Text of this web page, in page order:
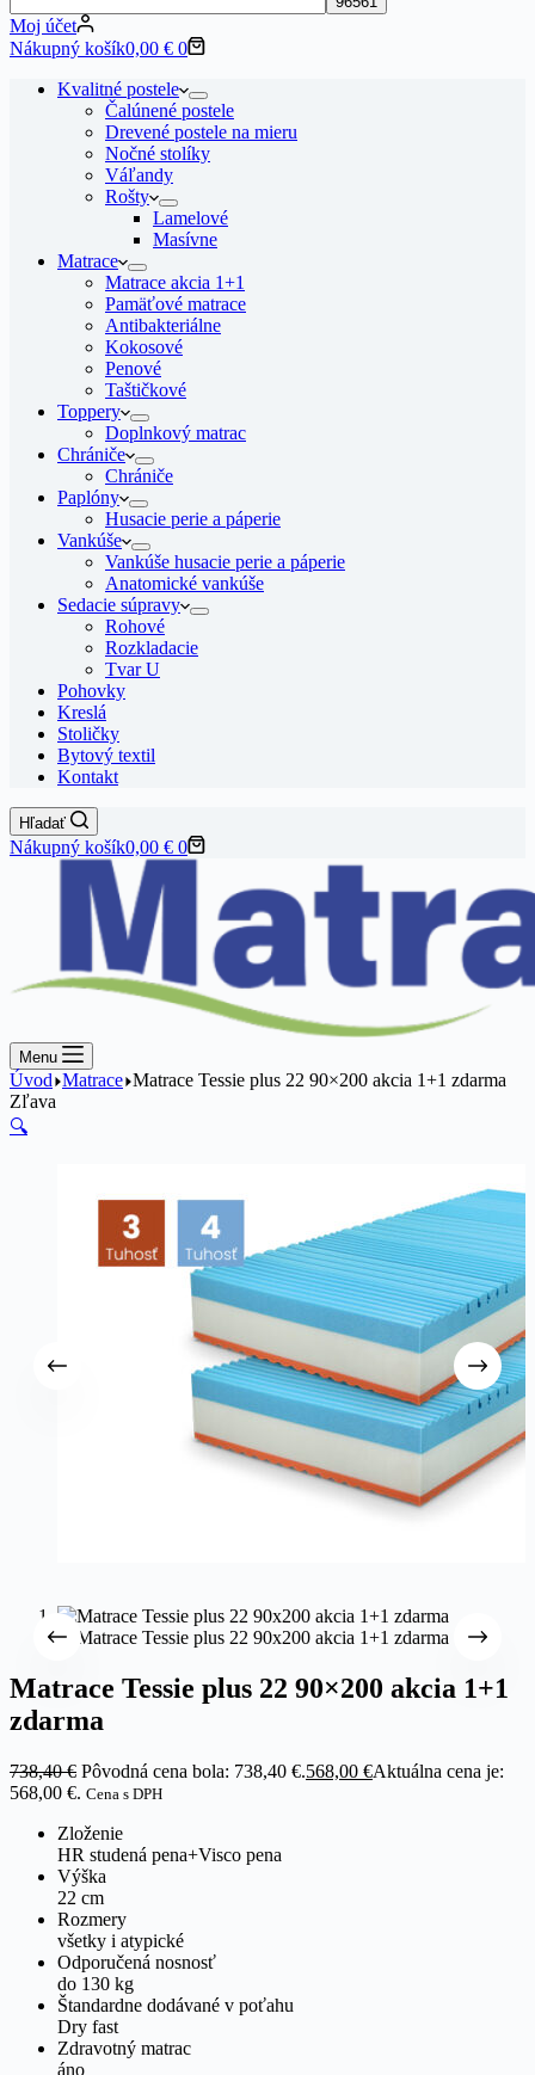
Moj účet
Nákupný košík0,00 € 0
Kvalitné postele
Čalúnené postele
Drevené postele na mieru
Nočné stolíky
Váľandy
Rošty
Lamelové
Masívne
Matrace
Matrace akcia 1+1
Pamäťové matrace
Antibakteriálne
Kokosové
Penové
Taštičkové
Toppery
Doplnkový matrac
Chrániče
Chrániče
Paplóny
Husacie perie a páperie
Vankúše
Vankúše husacie perie a páperie
Anatomické vankúše
Sedacie súpravy
Rohové
Rozkladacie
Tvar U
Pohovky
Kreslá
Stoličky
Bytový textil
Kontakt
Hľadať
Nákupný košík0,00 € 0
Menu
Úvod Matrace Matrace Tessie plus 22 90×200 akcia 1+1 zdarma
Zľava
🔍
Matrace Tessie plus 22 90×200 akcia 1+1
zdarma
738,40€ Pôvodná cena bola: 738,40 €.568,00 €Aktuálna cena je:
568,00 €. Cena s DPH
Zloženie
HR studená pena+Visco pena
Výška
22 cm
Rozmery
všetky i atypické
Odporučená nosnosť
do 130 kg
Štandardne dodávané v poťahu
Dry fast
Zdravotný matrac
áno